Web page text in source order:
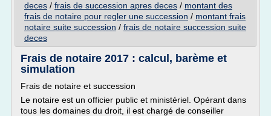
deces / frais de succession apres deces / montant des
frais de notaire pour regler une succession / montant frais
notaire suite succession / frais de notaire succession suite
deces
Frais de notaire 2017 : calcul, barème et
simulation
Frais de notaire et succession
Le notaire est un officier public et ministériel. Opérant dans
tous les domaines du droit, il est chargé de conseiller